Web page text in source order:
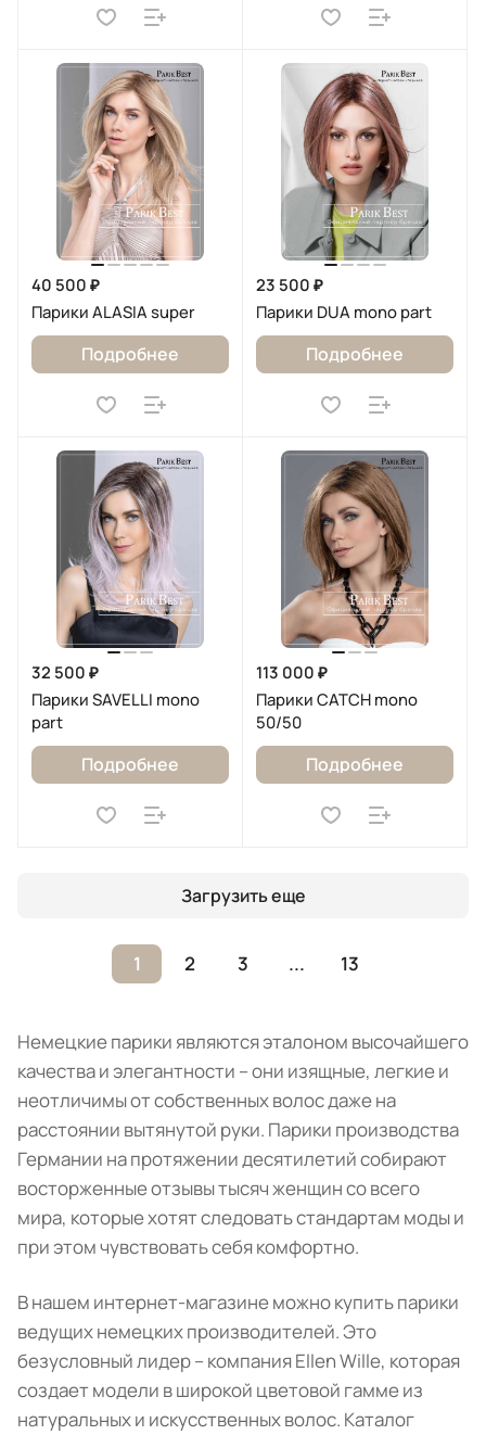
40 500 ₽
Парики ALASIA super
Подробнее
23 500 ₽
Парики DUA mono part
Подробнее
32 500 ₽
Парики SAVELLI mono
part
Подробнее
113 000 ₽
Парики CATCH mono
50/50
Подробнее
Загрузить еще
1 2 3 ... 13
Немецкие парики являются эталоном высочайшего
качества и элегантности – они изящные, легкие и
неотличимы от собственных волос даже на
расстоянии вытянутой руки. Парики производства
Германии на протяжении десятилетий собирают
восторженные отзывы тысяч женщин со всего
мира, которые хотят следовать стандартам моды и
при этом чувствовать себя комфортно.
В нашем интернет-магазине можно купить парики
ведущих немецких производителей. Это
безусловный лидер – компания Ellen Wille, которая
создает модели в широкой цветовой гамме из
натуральных и искусственных волос. Каталог